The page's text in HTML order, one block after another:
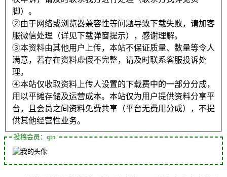
脚）。
②由于网络或浏览器兼容性等问题导致下载失败，请加客
服微信处理（详见下载弹窗提示），感谢理解。
③本资料由其他用户上传，本站不保证质量、数量等令人
满意，若存在资料虚假不完整，请及时联系客服投诉处
理。
④本站仅收取资料上传人设置的下载费中的一部分分成，
用以平摊存储及运营成本。本站仅为用户提供资料分享平
台，且会员之间资料免费共享（平台无费用分成），不提
供其他经营性业务。
投稿会员：qin